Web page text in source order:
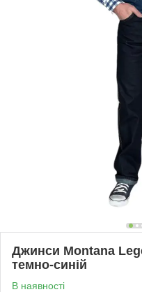
Джинси Montana
темно-синій
В наявності